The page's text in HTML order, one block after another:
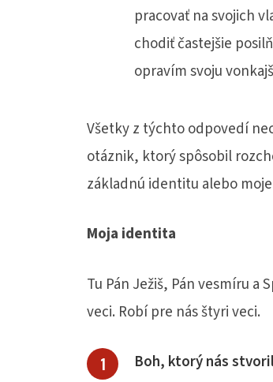
pracovať na svojich
chodiť častejšie
opravím svoju
Všetky z týchto odpovedí
otáznik, ktorý spôsobil
základnú identitu alebo
Moja identita
Tu Pán Ježiš, Pán vesmíru
veci. Robí pre nás štyri veci.
Boh, ktorý nás